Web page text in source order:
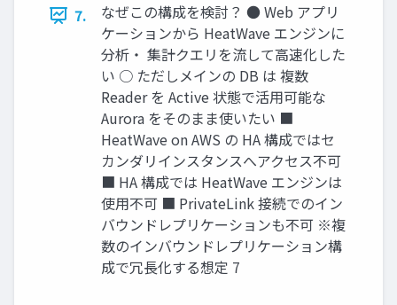
7.
なぜこの構成を検討？ ● Web アプリ
ケーションから HeatWave エンジンに
分析・ 集計クエリを流して高速化した
い ○ ただしメインの DB は 複数
Reader を Active 状態で活用可能な
Aurora をそのまま使いたい ■
HeatWave on AWS の HA 構成ではセ
カンダリインスタンスへアクセス不可
■ HA 構成では HeatWave エンジンは
使用不可 ■ PrivateLink 接続でのイン
バウンドレプリケーションも不可 ※複
数のインバウンドレプリケーション構
成で冗長化する想定 7